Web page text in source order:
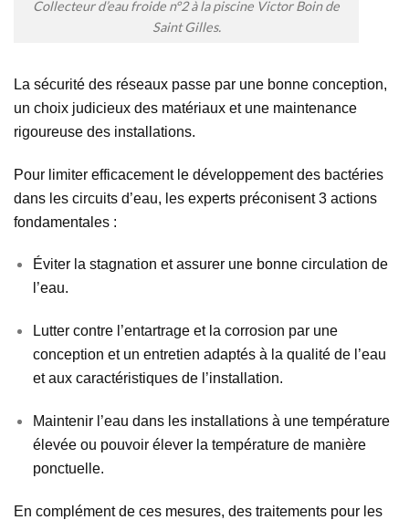
Collecteur d’eau froide n°2 à la piscine Victor Boin de
Saint Gilles.
La sécurité des réseaux passe par une bonne conception,
un choix judicieux des matériaux et une maintenance
rigoureuse des installations.
Pour limiter efficacement le développement des bactéries
dans les circuits d’eau, les experts préconisent 3 actions
fondamentales :
Éviter la stagnation et assurer une bonne circulation de
l’eau.
Lutter contre l’entartrage et la corrosion par une
conception et un entretien adaptés à la qualité de l’eau
et aux caractéristiques de l’installation.
Maintenir l’eau dans les installations à une température
élevée ou pouvoir élever la température de manière
ponctuelle.
En complément de ces mesures, des traitements pour les